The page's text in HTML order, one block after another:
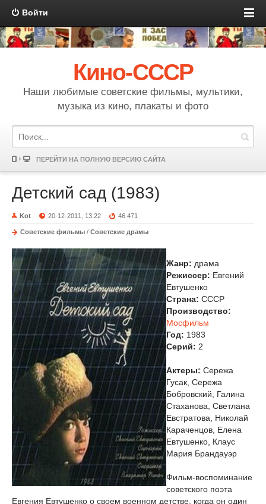
Войти
Кино-СССР
Наши любимые советские фильмы, мультики,
музыка из кино, плакаты и фото
ПЕРЕЙТИ НА ПОЛНУЮ ВЕРСИЮ САЙТА
Детский сад (1983)
Kot 20-12-2011, 13:22 46 471
Советские фильмы / Советские драмы
Жанр: драма
Режиссер: Евгений
Евтушенко
Страна: СССР
Производство:
Мосфильм
Год: 1983
Cерий: 2
Актеры: Сережа
Гусак, Сережа
Бобровский, Галина
Стаханова, Светлана
Евстратова, Николай
Караченцов, Елена
Евтушенко, Клаус
Мария Брандауэр
Фильм-воспоминание
советского поэта
Евгения Евтушенко о своем военном детстве, когда он один